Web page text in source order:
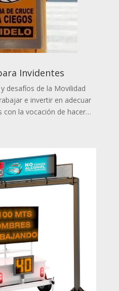
Invidentes
desafíos de la Movilidad
e invertir en adecuar
con la vocación de hacer…